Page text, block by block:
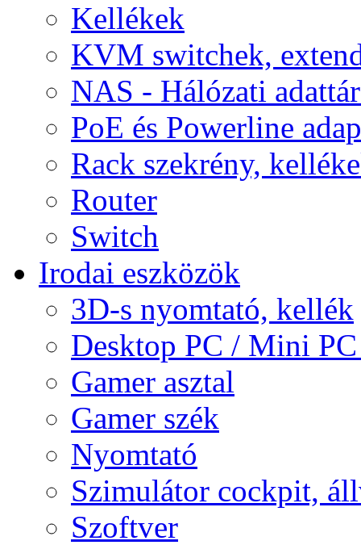
Kellékek
KVM switchek,
NAS - Hálózati
PoE és Powerline
Rack szekrény,
Router
Switch
Irodai eszközök
3D-s nyomtató, kellék
Desktop PC / Mini
Gamer asztal
Gamer szék
Nyomtató
Szimulátor cockpit,
Szoftver